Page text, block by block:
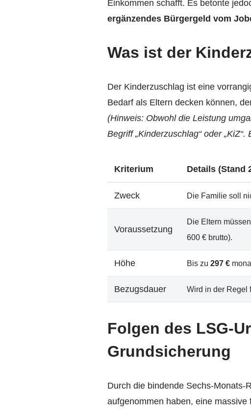
Einkommen schafft. Es betonte
ergänzendes Bürgergeld vom
Was ist der
Der Kinderzuschlag ist eine
Bedarf als Eltern decken können,
(Hinweis: Obwohl die Leistung
Begriff „Kinderzuschlag“ oder
Kriterium Details (Stand
Zweck Die Familie soll
Voraussetzung
Die Eltern
600 € brutto).
Höhe Bis zu297 €
Bezugsdauer Wird in der Regel
Folgen des LSG-
Grundsicherung
Durch die bindende Sechs-Monats-
aufgenommen haben, eine massive